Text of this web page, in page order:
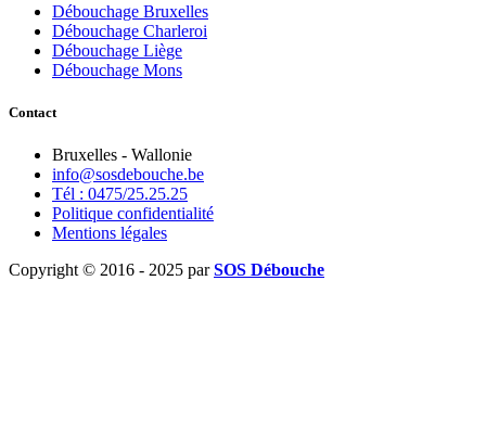
Débouchage Bruxelles
Débouchage Charleroi
Débouchage Liège
Débouchage Mons
Contact
Bruxelles - Wallonie
info@sosdebouche.be
Tél : 0475/25.25.25
Politique confidentialité
Mentions légales
Copyright © 2016 - 2025 parSOS Débouche